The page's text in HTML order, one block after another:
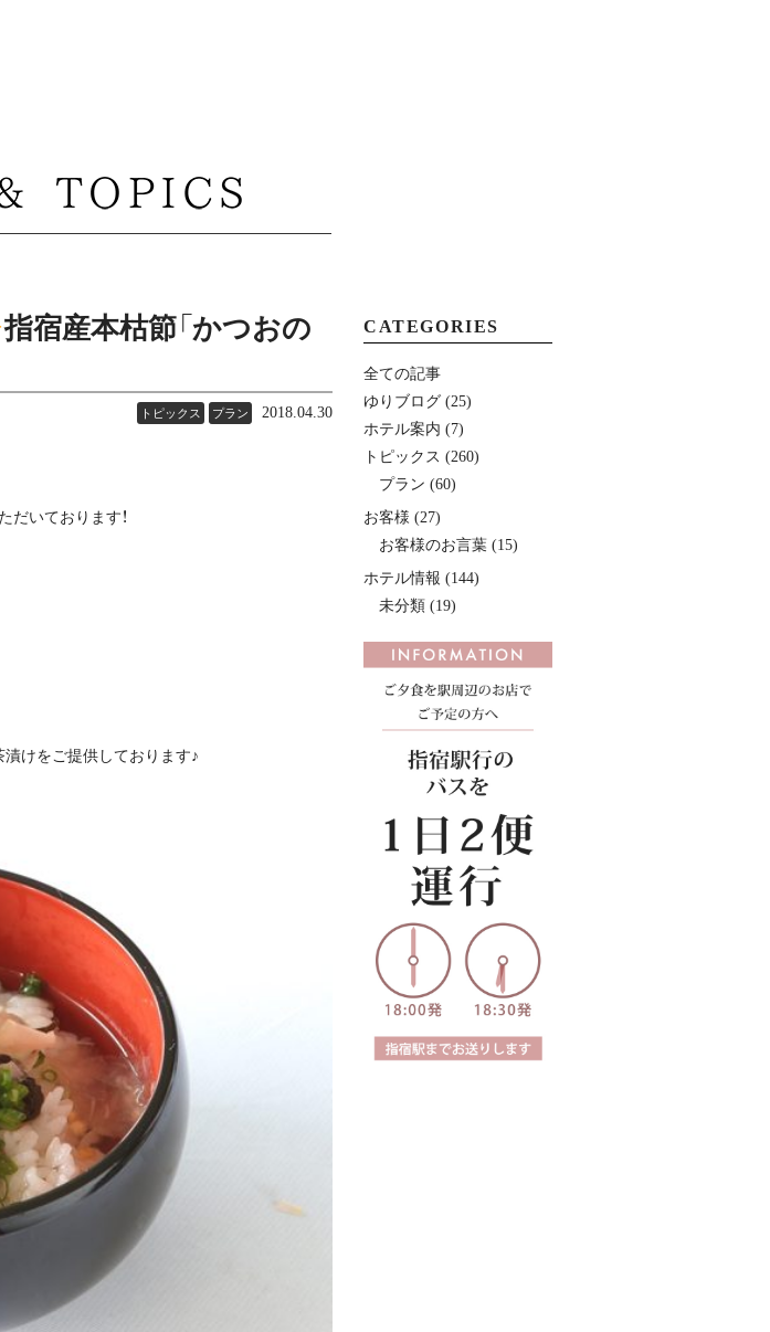
指宿産本枯節「かつおの
トピックス プラン 2018.04.30
いております！
けをご提供しております♪
CATEGORIES
全ての記事
ゆりブログ (25)
ホテル案内 (7)
トピックス (260)
プラン (60)
お客様 (27)
お客様のお言葉 (15)
ホテル情報 (144)
未分類 (19)